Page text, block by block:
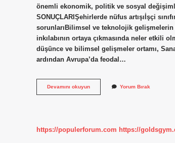
önemli ekonomik, politik ve sosyal
SONUÇLARIŞehirlerde nüfus artışıİşçi
sorunlarıBilimsel ve teknolojik gelişmelerin
inkılabının ortaya çıkmasında neler etkili
düşünce ve bilimsel gelişmeler ortamı,
ardından Avrupa’da feodal…
Devamını okuyunSanayi
Inkılabının
Yorum Bırak
https://populerforum.com https://